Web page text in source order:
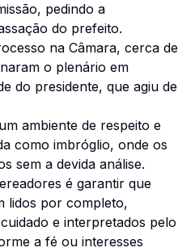
pedindo a
do prefeito.
na Câmara, cerca de
o plenário em
do presidente, que agiu de
ambiente de respeito e
como imbróglio, onde os
sem a devida análise.
é garantir que
lidos por completo,
e interpretados pelo
a fé ou interesses